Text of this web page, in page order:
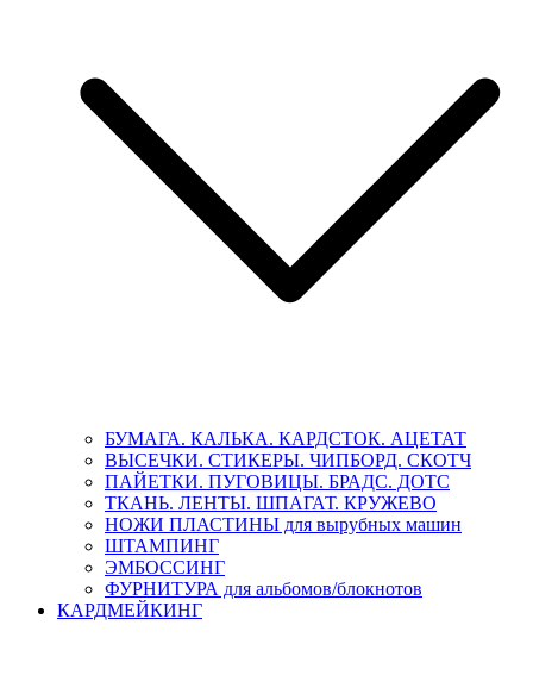
БУМАГА. КАЛЬКА. КАРДСТОК. АЦЕТАТ
ВЫСЕЧКИ. СТИКЕРЫ. ЧИПБОРД. СКОТЧ
ПАЙЕТКИ. ПУГОВИЦЫ. БРАДС. ДОТС
ТКАНЬ. ЛЕНТЫ. ШПАГАТ. КРУЖЕВО
НОЖИ ПЛАСТИНЫ для вырубных машин
ШТАМПИНГ
ЭМБОССИНГ
ФУРНИТУРА для альбомов/блокнотов
КАРДМЕЙКИНГ